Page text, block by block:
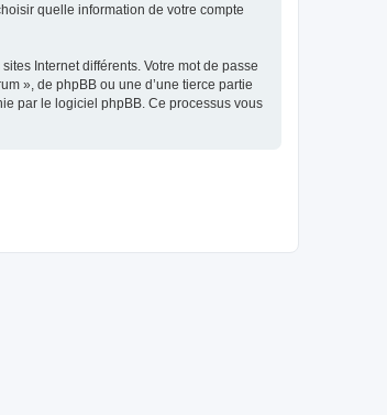
quelle information de votre compte
Internet différents. Votre mot de passe
», de phpBB ou une d’une tierce partie
par le logiciel phpBB. Ce processus vous